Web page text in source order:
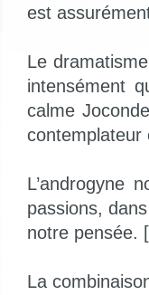
est
Le
intensément
calme
contemplateur
L’androgyne
passions,
notre pensée.
La